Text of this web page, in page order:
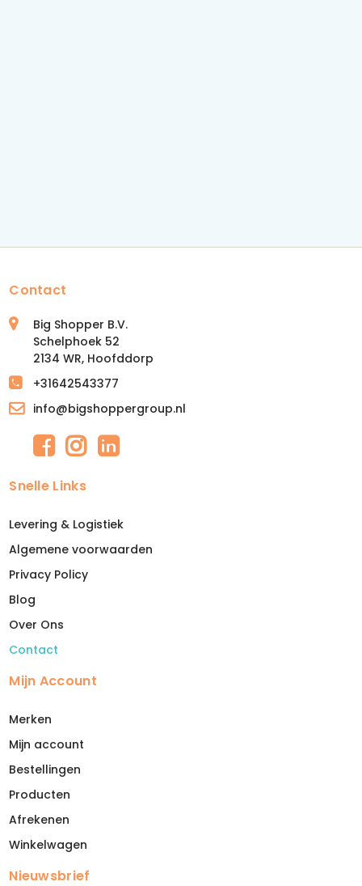
Contact
Big Shopper B.V.
Schelphoek 52
2134 WR, Hoofddorp
+31642543377
info@bigshoppergroup.nl
Snelle Links
Levering & Logistiek
Algemene voorwaarden
Privacy Policy
Blog
Over Ons
Contact
Mijn Account
Merken
Mijn account
Bestellingen
Producten
Afrekenen
Winkelwagen
Nieuwsbrief